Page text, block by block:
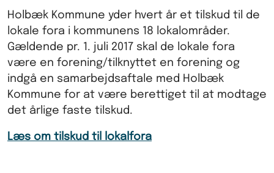
Holbæk Kommune yder hvert år et tilskud til de
lokale fora i kommunens 18 lokalområder.
Gældende pr. 1. juli 2017 skal de lokale fora
være en forening/tilknyttet en forening og
indgå en samarbejdsaftale med Holbæk
Kommune for at være berettiget til at modtage
det årlige faste tilskud.
Læs om tilskud til lokalfora